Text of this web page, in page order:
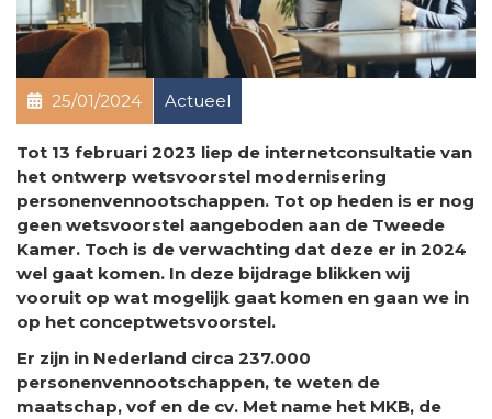
25/01/2024 Actueel
Tot 13 februari 2023 liep de internetconsultatie van
het ontwerp wetsvoorstel modernisering
personenvennootschappen. Tot op heden is er nog
geen wetsvoorstel aangeboden aan de Tweede
Kamer. Toch is de verwachting dat deze er in 2024
wel gaat komen. In deze bijdrage blikken wij
vooruit op wat mogelijk gaat komen en gaan we in
op het conceptwetsvoorstel.
Er zijn in Nederland circa 237.000
personenvennootschappen, te weten de
maatschap, vof en de cv. Met name het MKB, de